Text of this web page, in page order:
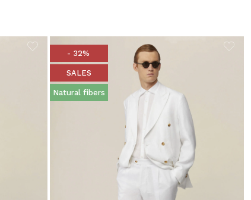
- 32%
SALES
Natural fibers